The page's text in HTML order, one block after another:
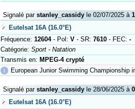
Signalé par stanley_cassidyle 02/07/2025 à
Eutelsat 16A (16.0°E)
Fréquence: 12604- Pol: V- SR: 7610- FEC: -
Catégorie: Sport - Natation
Transmis en: MPEG-4 crypté
ℹ
European Junior Swimming Championship
Signalé par stanley_cassidyle 28/06/2025 à
Eutelsat 16A (16.0°E)